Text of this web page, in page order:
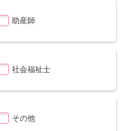
助産師
社会福祉士
その他